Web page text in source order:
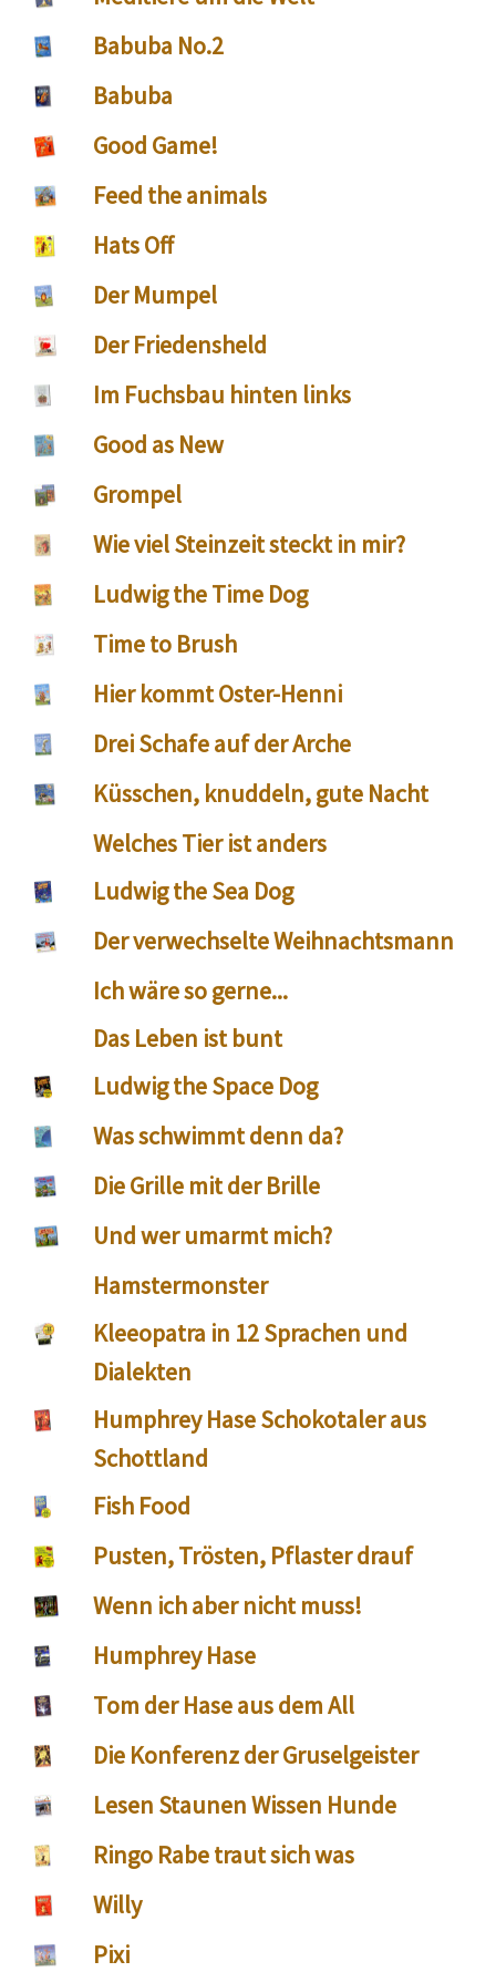
Babuba No.2
Babuba
Good Game!
Feed the animals
Hats Off
Der Mumpel
Der Friedensheld
Im Fuchsbau hinten links
Good as New
Grompel
Wie viel Steinzeit steckt in mir?
Ludwig the Time Dog
Time to Brush
Hier kommt Oster-Henni
Drei Schafe auf der Arche
Küsschen, knuddeln, gute Nacht
Welches Tier ist anders
Ludwig the Sea Dog
Der verwechselte Weihnachtsmann
Ich wäre so gerne...
Das Leben ist bunt
Ludwig the Space Dog
Was schwimmt denn da?
Die Grille mit der Brille
Und wer umarmt mich?
Hamstermonster
Kleeopatra in 12 Sprachen und
Dialekten
Humphrey Hase Schokotaler aus
Schottland
Fish Food
Pusten, Trösten, Pflaster drauf
Wenn ich aber nicht muss!
Humphrey Hase
Tom der Hase aus dem All
Die Konferenz der Gruselgeister
Lesen Staunen Wissen Hunde
Ringo Rabe traut sich was
Willy
Pixi